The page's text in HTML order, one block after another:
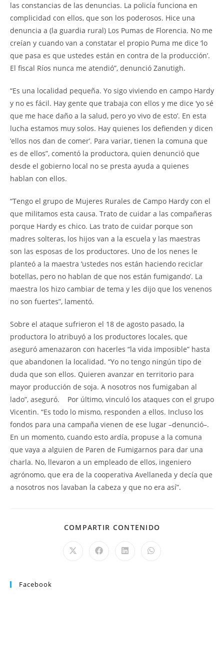
las constancias de las denuncias. La policía funciona en
complicidad con ellos, que son los poderosos. Hice una
denuncia a (la guardia rural) Los Pumas de Florencia. No me
creían y cuando van a constatar el propio Puma me dice ‘lo
que pasa es que ustedes están en contra de la producción’.
El fiscal Ríos nunca me atendió”, denunció Zanutigh.
“Es una localidad pequeña. Yo sigo viviendo en campo Hardy
y no es fácil. Hay gente que trabaja con ellos y me dice ‘yo sé
que me hace daño a la salud, pero yo vivo de esto’. En esta
lucha estamos muy solos. Hay quienes los defienden y dicen
‘ellos nos dan de comer’. Para variar, tienen la comuna que
es de ellos”, comentó la productora, quien denunció que
desde el gobierno local no se presta ayuda a quienes
hablan con ellos.
“Tengo el grupo de Mujeres Rurales de Campo Hardy con el
que militamos esta causa. Trato de cuidar a las compañeras
porque Hardy es chico. Las trato de cuidar porque son
madres solteras, los hijos van a la escuela y las maestras
son las esposas de los productores. Uno de los nenes le
planteó a la maestra ‘ustedes nos están haciendo reciclar
botellas, pero no hablan de que nos están fumigando’. La
maestra los hizo cambiar de tema y les dijo que los venenos
no son fuertes”, lamentó.
Sobre el ataque sufrieron el 18 de agosto pasado, la
productora lo atribuyó a los productores locales, que
aseguró amenazaron con hacerles “la vida imposible” hasta
que abandonen la localidad. “Yo no tengo ningún tipo de
duda que son ellos. Quieren avanzar en territorio para
mayor producción de soja. A nosotros nos fumigaban al
lado”, aseguró. Por último, vinculó los ataques con el grupo
Vicentin. “Es todo lo mismo, responden a ellos. Incluso los
fondos para una campaña vienen de ese lugar –denunció–.
En un momento, cuando esto ardía, propuse a la comuna
que vaya a alguien de Paren de Fumigarnos para dar una
charla. No, llevaron a un empleado de ellos, ingeniero
agrónomo, que era de la cooperativa Avellaneda y decía que
a nosotros nos lavaban la cabeza y que no era así”.
COMPARTIR CONTENIDO
Facebook